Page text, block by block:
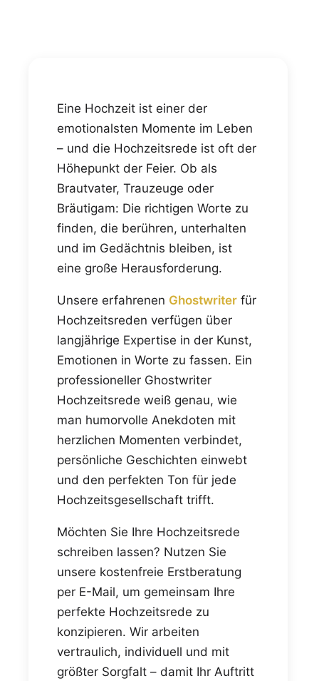
Eine Hochzeit ist einer der
emotionalsten Momente im Leben
– und die Hochzeitsrede ist oft der
Höhepunkt der Feier. Ob als
Brautvater, Trauzeuge oder
Bräutigam: Die richtigen Worte zu
finden, die berühren, unterhalten
und im Gedächtnis bleiben, ist
eine große Herausforderung.
Unsere erfahrenen Ghostwriter für
Hochzeitsreden verfügen über
langjährige Expertise in der Kunst,
Emotionen in Worte zu fassen. Ein
professioneller Ghostwriter
Hochzeitsrede weiß genau, wie
man humorvolle Anekdoten mit
herzlichen Momenten verbindet,
persönliche Geschichten einwebt
und den perfekten Ton für jede
Hochzeitsgesellschaft trifft.
Möchten Sie Ihre Hochzeitsrede
schreiben lassen? Nutzen Sie
unsere kostenfreie Erstberatung
per E-Mail, um gemeinsam Ihre
perfekte Hochzeitsrede zu
konzipieren. Wir arbeiten
vertraulich, individuell und mit
größter Sorgfalt – damit Ihr Auftritt